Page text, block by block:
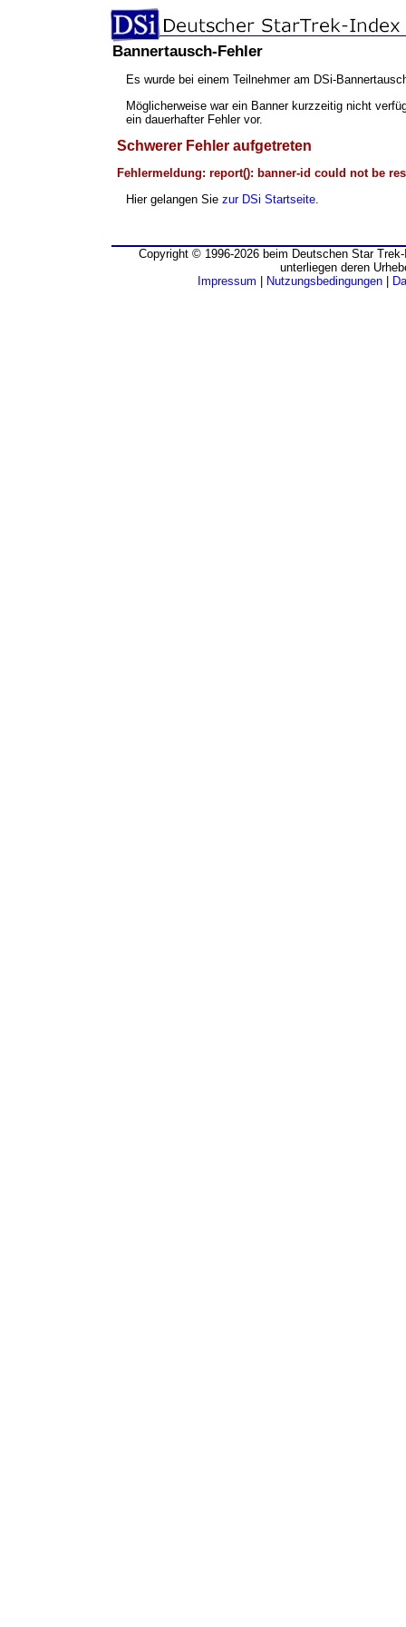
Bannertausch-Fehler
Es wurde bei einem Teilnehmer am DSi-
Möglicherweise war ein Banner kurzzeitig nicht
ein dauerhafter Fehler vor.
Schwerer Fehler aufgetreten
Fehlermeldung: report(): banner-id could not be
Hier gelangen Sie zur DSi Startseite.
Copyright © 1996-2026 beim Deutschen Star
unterliegen deren
Impressum
Nutzungsbedingungen